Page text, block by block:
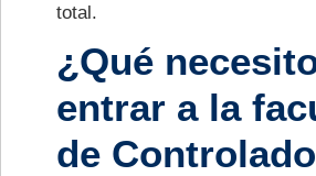
total.
¿Qué
entrar a la
de